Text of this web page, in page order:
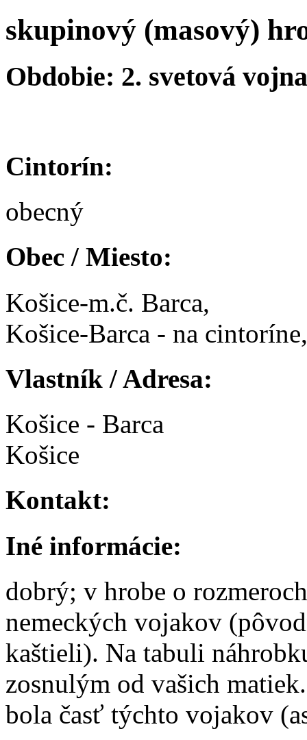
skupinový (masový)
Obdobie: 2. svetová vojna
Cintorín:
obecný
Obec / Miesto:
Košice-m.č. Barca,
Košice-Barca - na
Vlastník / Adresa:
Košice - Barca
Košice
Kontakt:
Iné informácie:
dobrý; v hrobe o
nemeckých vojakov
kaštieli). Na tabuli
zosnulým od vašich
bola časť týchto vojakov